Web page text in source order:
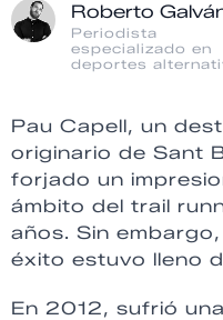
Roberto
Periodista
especializado en
deportes
Pau Capell, un
originario de Sant
forjado un
ámbito del trail
años. Sin
éxito estuvo lleno
En 2012, sufrió